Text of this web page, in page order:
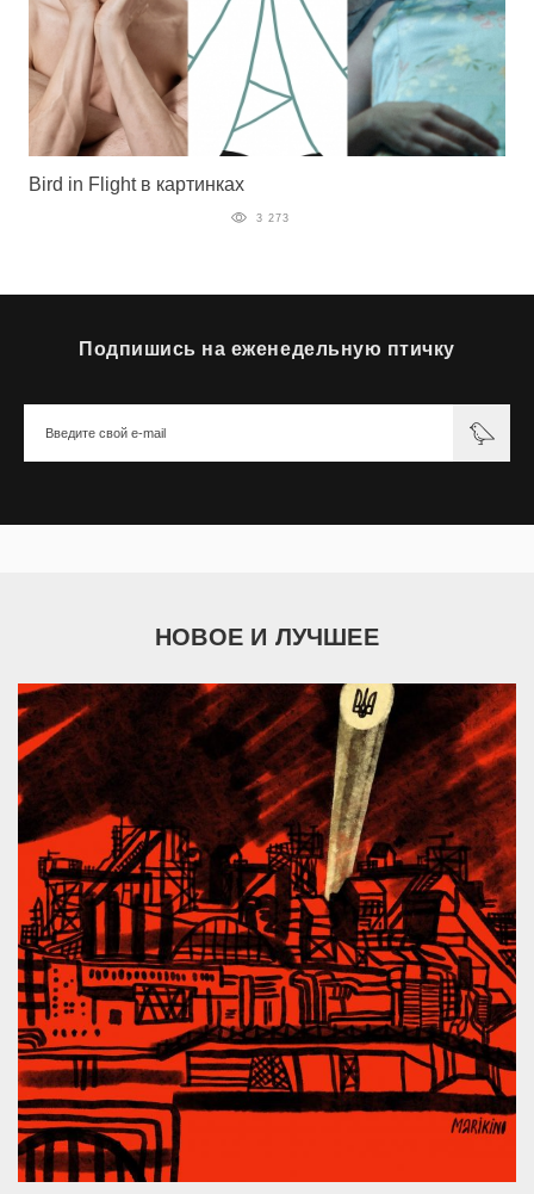
Bird in Flight в картинках
3 273
Подпишись на еженедельную птичку
НОВОЕ И ЛУЧШЕЕ